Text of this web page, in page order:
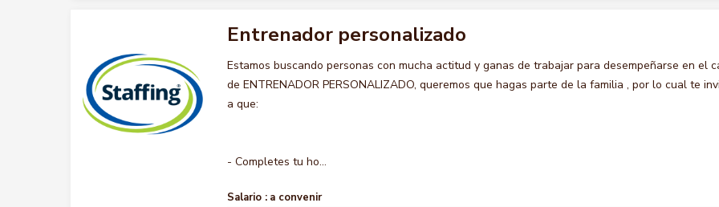
Entrenador personalizado
Estamos buscando personas con mucha actitud y ganas de trabajar para desempeñarse en el
de ENTRENADOR PERSONALIZADO, queremos que hagas parte de la familia , por lo cual te
a que:
- Completes tu ho...
Salario : a convenir